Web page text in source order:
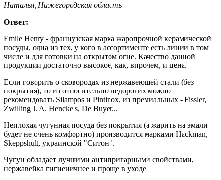
Наталья, Нижегородская область
Ответ:
Emile Henry - французская марка жаропрочной керамической
посуды, одна из тех, у кого в ассортименте есть линии в том
числе и для готовки на открытом огне. Качество данной
продукции достаточно высокое, как, впрочем, и цена.
Если говорить о сковородах из нержавеющей стали (без
покрытия), то из относительно недорогих можно
рекомендовать Silampos и Pintinox, из премиальных - Fissler,
Zwilling J. A. Henckels, De Buyer...
Неплохая чугунная посуда без покрытия (а жарить на эмали
будет не очень комфортно) производится марками Hackman,
Skeppshult, украинской "Ситон".
Чугун обладает лучшими антипригарными свойствами,
нержавейка гигиеничнее и проще в уходе.